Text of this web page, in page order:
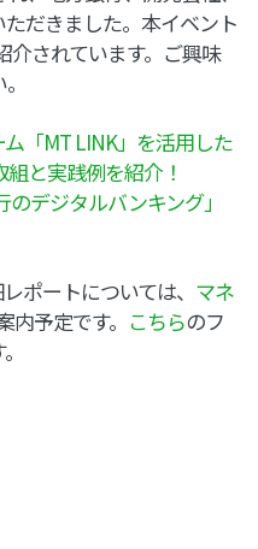
だきました。本イベント
介されています。ご興味
「MT LINK」を活用した
と実践例を紹介！
のデジタルバンキング」
ポートについては、 マネ
内予定です。 こちらのフ